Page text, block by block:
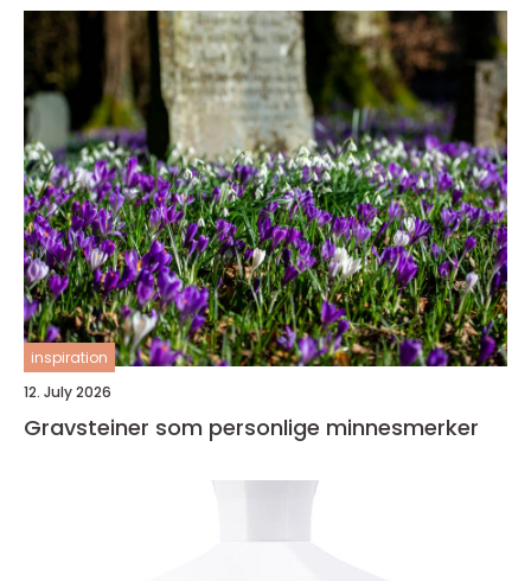
inspiration
12. July 2026
Gravsteiner som personlige minnesmerker